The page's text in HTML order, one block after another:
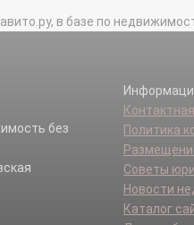
в базе по
без
Политика
Советы
Новости
Каталог